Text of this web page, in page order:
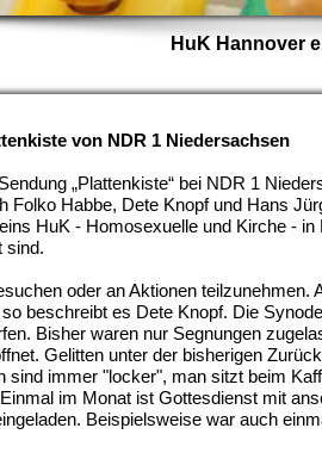
HuK Hannover
von NDR 1 Niedersachsen
„Plattenkiste“ bei NDR 1
Folko Habbe, Dete Knopf und Hans
HuK - Homosexuelle und Kirche -
sind.
oder an Aktionen teilzunehmen.
beschreibt es Dete Knopf. Die
Bisher waren nur Segnungen
Gelitten unter der bisherigen
immer "locker", man sitzt beim
im Monat ist Gottesdienst mit
Beispielsweise war auch